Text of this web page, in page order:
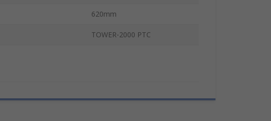
620mm
TOWER-2000 PTC